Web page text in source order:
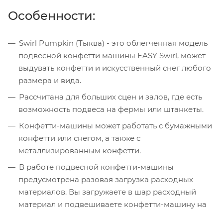
Особенности:
Swirl Pumpkin (Тыква) - это облегченная модель
подвесной конфетти машины EASY Swirl, может
выдувать конфетти и искусственный снег любого
размера и вида.
Рассчитана для больших сцен и залов, где есть
возможность подвеса на фермы или штанкеты.
Конфетти-машины может работать с бумажными
конфетти или снегом, а также с
металлизированным конфетти.
В работе подвесной конфетти-машины
предусмотрена разовая загрузка расходных
материалов. Вы загружаете в шар расходный
материал и подвешиваете конфетти-машину на